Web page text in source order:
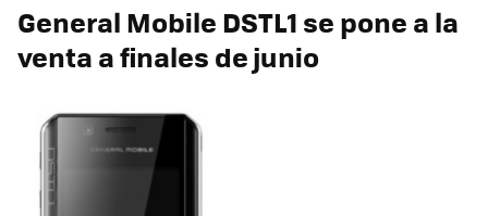
General Mobile DSTL1 se pone a la
venta a finales de junio